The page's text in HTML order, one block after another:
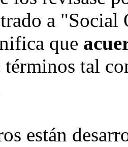
a "Social
que
términos tal
están